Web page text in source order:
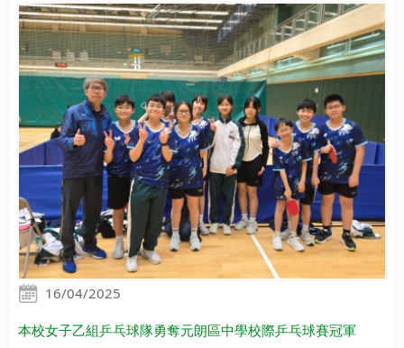
16/04/2025
本校女子乙組乒乓球隊勇奪元朗區中學校際乒乓球賽冠軍